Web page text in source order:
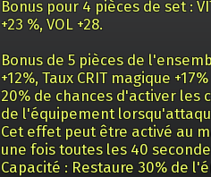
Bonus pour 4 pièces de set :
+23 %, VOL +28.
Bonus de 5 pièces de
+12%, Taux CRIT magique +17%
20% de chances d'activer les
de l'équipement
Cet effet peut être activé au
une fois toutes les 40
Capacité : Restaure 30% de